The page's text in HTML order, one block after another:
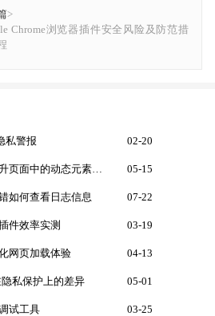
>
Chrome浏览器插件安全风险及防范措
私警报 02-20
05-15
如何查看日志信息 07-22
件效率实测 03-19
网页加载体验 04-13
隐私保护上的差异 05-01
试工具 03-25